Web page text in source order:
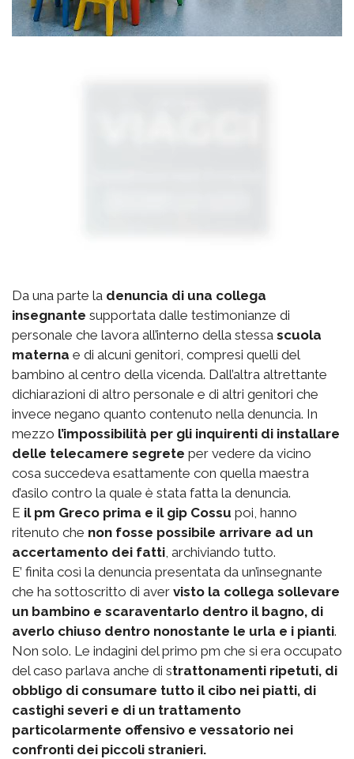
Da una parte la denuncia di una collega
insegnante supportata dalle testimonianze di
personale che lavora all’interno della stessa scuola
materna e di alcuni genitori, compresi quelli del
bambino al centro della vicenda. Dall’altra altrettante
dichiarazioni di altro personale e di altri genitori che
invece negano quanto contenuto nella denuncia. In
mezzo l’impossibilità per gli inquirenti di installare
delle telecamere segrete per vedere da vicino
cosa succedeva esattamente con quella maestra
d’asilo contro la quale è stata fatta la denuncia.
E il pm Greco prima e il gip Cossu poi, hanno
ritenuto che non fosse possibile arrivare ad un
accertamento dei fatti, archiviando tutto.
E’ finita così la denuncia presentata da un’insegnante
che ha sottoscritto di aver visto la collega sollevare
un bambino e scaraventarlo dentro il bagno, di
averlo chiuso dentro nonostante le urla e i pianti.
Non solo. Le indagini del primo pm che si era occupato
del caso parlava anche di strattonamenti ripetuti, di
obbligo di consumare tutto il cibo nei piatti, di
castighi severi e di un trattamento
particolarmente offensivo e vessatorio nei
confronti dei piccoli stranieri.